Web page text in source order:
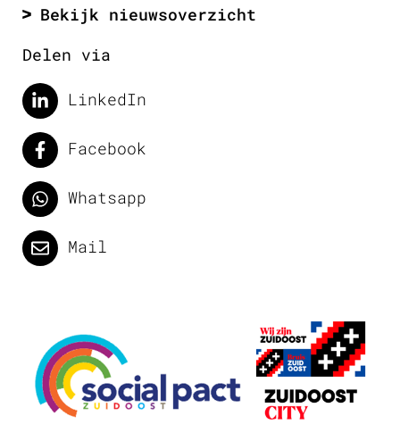
Bekijk nieuwsoverzicht
Delen via
LinkedIn
Facebook
Whatsapp
Mail